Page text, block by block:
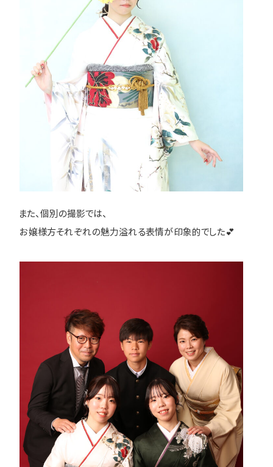
また、個別の撮影では、
お嬢様方それぞれの魅力溢れる表情が印象的でした💕